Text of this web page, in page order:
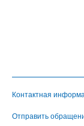
Контактная
Отправить